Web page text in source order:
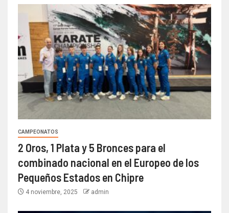
CAMPEONATOS
2 Oros, 1 Plata y 5 Bronces para el
combinado nacional en el Europeo de los
Pequeños Estados en Chipre
4 noviembre, 2025 admin